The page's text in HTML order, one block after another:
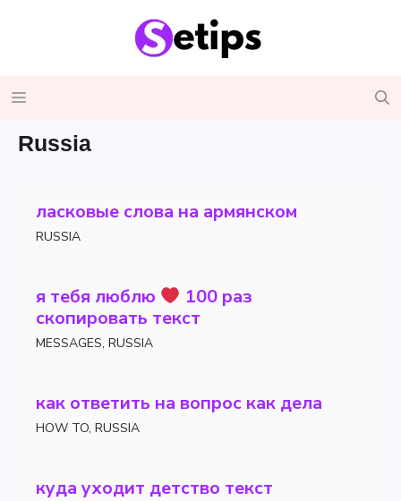
Menu
Russia
ласковые слова на армянском
RUSSIA
я тебя люблю
100 раз
скопировать текст
MESSAGES, RUSSIA
как ответить на вопрос как дела
HOW TO, RUSSIA
куда уходит детство текст